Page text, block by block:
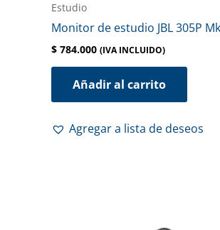
Estudio
Monitor de estudio JBL 305P
$ 784.000 (IVA INCLUIDO)
Añadir al carrito
Agregar a lista de deseos